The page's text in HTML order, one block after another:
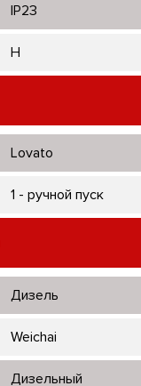
IP23
H
Lovato
1 - ручной пуск
Дизель
Weichai
Дизельный